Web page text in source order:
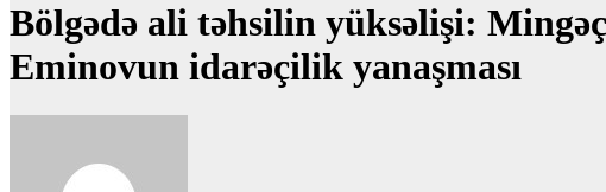
Bölgədə ali təhsilin yüksəlişi:
Eminovun idarəçilik yanaşması